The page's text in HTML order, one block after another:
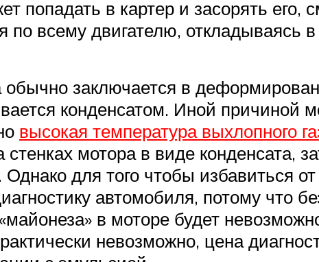
в картер и засорять его,
по всему двигателю, откладываясь в
обычно заключается в
конденсатом. Иной причиной
высокая температура выхлопного
мотора в виде конденсата,
для того чтобы избавиться от
автомобиля, потому что
в моторе будет
невозможно, цена